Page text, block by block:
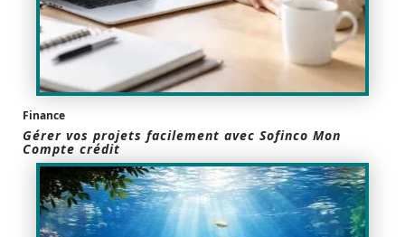
Finance
Gérer vos projets facilement avec Sofinco Mon
Compte crédit